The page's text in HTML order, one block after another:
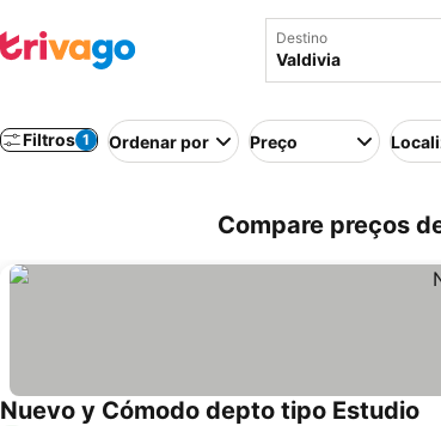
Destino
Filtros 1 Ordenar por Preço
Compare preços
Nuevo y Cómodo depto tipo Estudio